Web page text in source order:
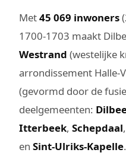
Met45 069 inwoners
1700-1703 maakt
Westrand (westelijke
arrondissement Halle-
(gevormd door de
deelgemeenten:
Itterbeek, Schepdaal,
en Sint-Ulriks-Kapelle.